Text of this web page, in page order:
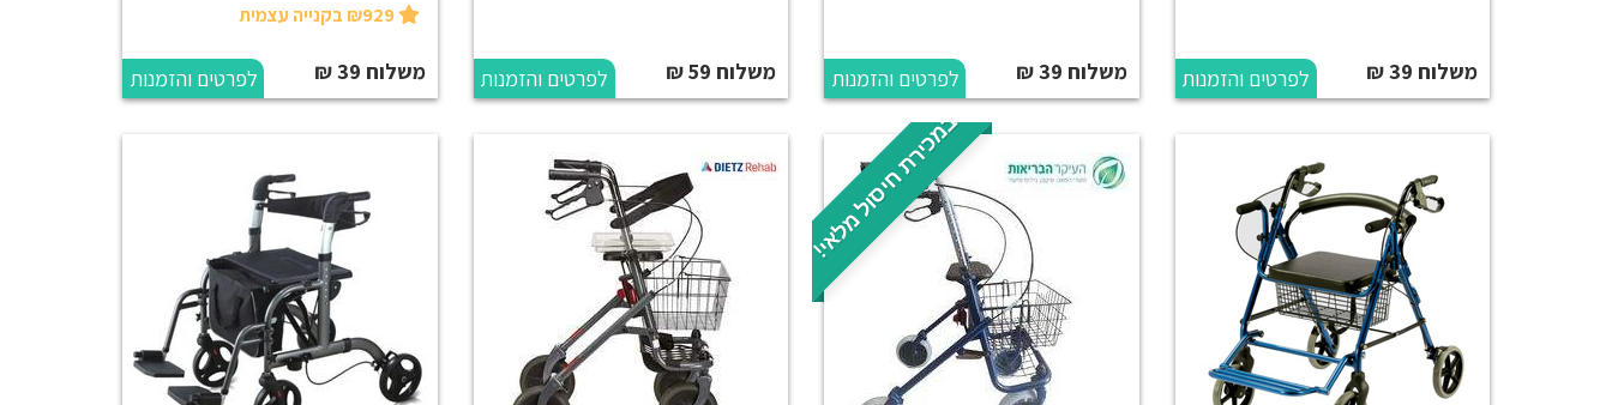
משלוח 39 ₪ לפרטים והזמנות משלוח 39 ₪ לפרטים והזמנות משלוח 59 ₪ לפרטים והזמנות
₪929 בקנייה עצמית
משלוח 39 ₪ לפרטים והזמנות
במכירת חיסול מלאי!